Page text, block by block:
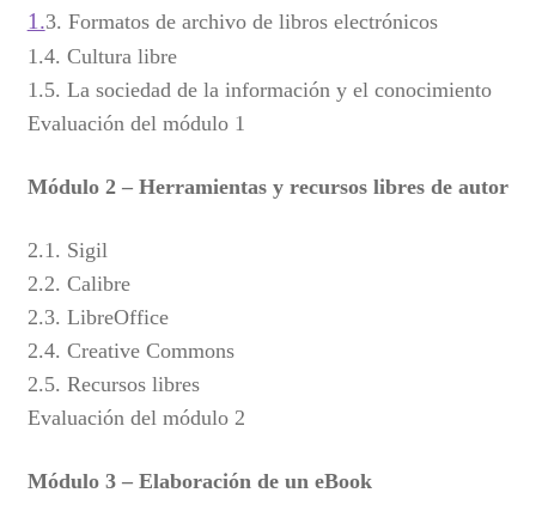
1.3. Formatos de archivo de libros electrónicos
1.4. Cultura libre
1.5. La sociedad de la información y el conocimiento
Evaluación del módulo 1
Módulo 2 – Herramientas y recursos libres de autor
2.1. Sigil
2.2. Calibre
2.3. LibreOffice
2.4. Creative Commons
2.5. Recursos libres
Evaluación del módulo 2
Módulo 3 – Elaboración de un eBook